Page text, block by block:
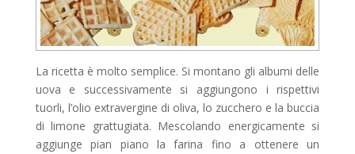
La ricetta è molto semplice. Si montano gli albumi delle
uova e successivamente si aggiungono i rispettivi
tuorli, l’olio extravergine di oliva, lo zucchero e la buccia
di limone grattugiata. Mescolando energicamente si
aggiunge pian piano la farina fino a ottenere un